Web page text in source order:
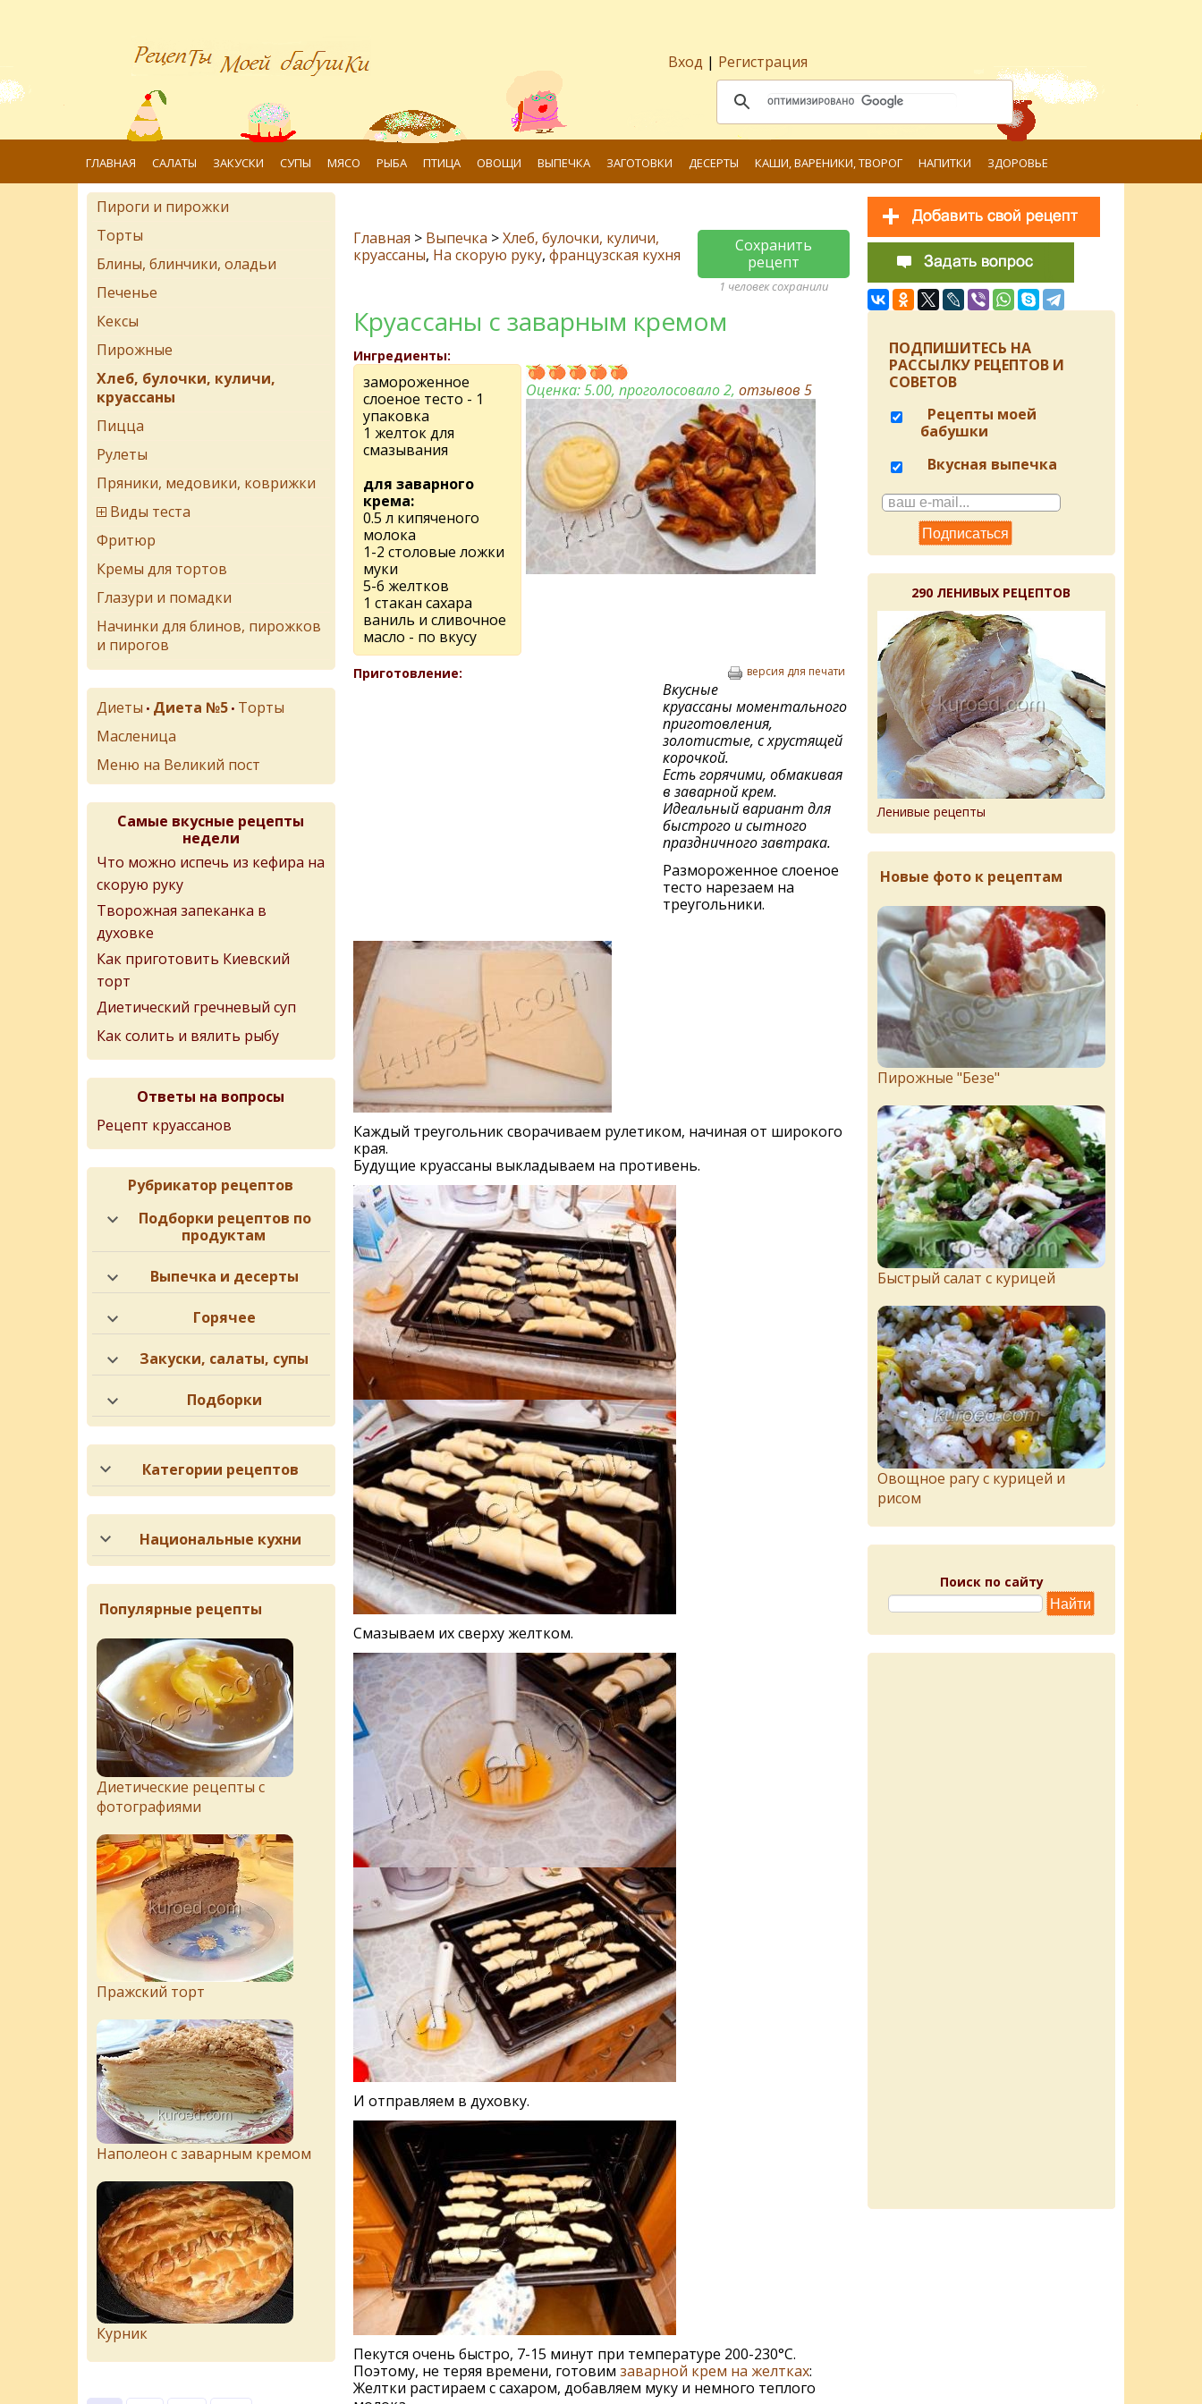
Вход | Регистрация
ГЛАВНАЯ САЛАТЫ ЗАКУСКИ СУПЫ МЯСО РЫБА ПТИЦА ОВОЩИ ВЫПЕЧКА ЗАГОТОВКИ ДЕСЕРТЫ КАШИ, ВАРЕНИКИ, ТВОРОГ НАПИТКИ ЗДОРОВЬЕ
Главная > Выпечка >Хлеб, булочки, куличи,
круассаны, На скорую руку, французская кухня
Сохранить
рецепт
1 человек сохранили
Круассаны с заварным кремом
Ингредиенты:
замороженное
слоеное тесто - 1
упаковка
1 желток для
смазывания
для заварного
крема:
0.5 л кипяченого
молока
1-2 столовые ложки
муки
5-6 желтков
1 стакан сахара
ваниль и сливочное
масло - по вкусу
Оценка:5.00, проголосовало 2,отзывов5
Приготовление: версия для печати
Вкусные
круассаны моментального
приготовления,
золотистые, с хрустящей
корочкой.
Есть горячими, обмакивая
в заварной крем.
Идеальный вариант для
быстрого и сытного
праздничного завтрака.
Размороженное слоеное
тесто нарезаем на
треугольники.
Каждый треугольник сворачиваем рулетиком, начиная от широкого
края.
Будущие круассаны выкладываем на противень.
Смазываем их сверху желтком.
И отправляем в духовку.
Пекутся очень быстро, 7-15 минут при температуре 200-230°С.
Поэтому, не теряя времени, готовим заварной крем на желтках:
Желтки растираем с сахаром, добавляем муку и немного теплого
Пироги и пирожки
Торты
Блины, блинчики, оладьи
Печенье
Кексы
Пирожные
Хлеб, булочки, куличи,
круассаны
Пицца
Рулеты
Пряники, медовики, коврижки
Виды теста
Фритюр
Кремы для тортов
Глазури и помадки
Начинки для блинов, пирожков
и пирогов
Диеты • Диета №5 • Торты
Масленица
Меню на Великий пост
Самые вкусные рецепты
недели
Что можно испечь из кефира на
скорую руку
Творожная запеканка в
духовке
Как приготовить Киевский
торт
Диетический гречневый суп
Как солить и вялить рыбу
Ответы на вопросы
Рецепт круассанов
Рубрикатор рецептов
Подборки рецептов по
продуктам
Выпечка и десерты
Горячее
Закуски, салаты, супы
Подборки
Категории рецептов
Национальные кухни
Популярные рецепты
Диетические рецепты с
фотографиями
Пражский торт
Наполеон с заварным кремом
Курник
ПОДПИШИТЕСЬ НА
РАССЫЛКУ РЕЦЕПТОВ И
СОВЕТОВ
Рецепты моей
бабушки
Вкусная выпечка
290 ЛЕНИВЫХ РЕЦЕПТОВ
Ленивые рецепты
Новые фото к рецептам
Пирожныe "Бeзe"
Быстрый салат с курицей
Овощное рагу с курицей и
рисом
Поиск по сайту